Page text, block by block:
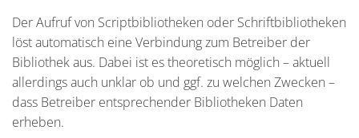
Der Aufruf von Scriptbibliotheken oder Schriftbibliotheken
löst automatisch eine Verbindung zum Betreiber der
Bibliothek aus. Dabei ist es theoretisch möglich – aktuell
allerdings auch unklar ob und ggf. zu welchen Zwecken –
dass Betreiber entsprechender Bibliotheken Daten
erheben.